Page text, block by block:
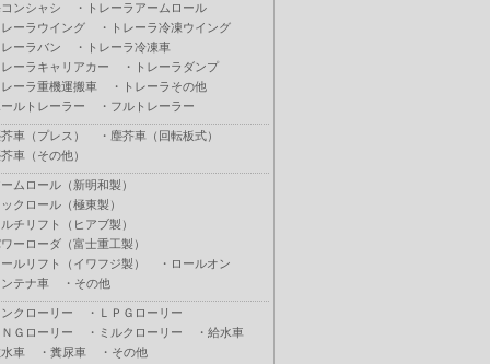
ンシャシ
・
トレーラアームロール
ーラウイング
・
トレーラ冷凍ウイング
ーラバン
・
トレーラ冷凍車
ーラキャリアカー
・
トレーラダンプ
ーラ重機運搬車
・
トレーラその他
ルトレーラー
・ フルトレーラー
車（プレス） ・ 塵芥車（回転板式）
車（その他）
ムロール（新明和製）
クロール（極東製）
チリフト（ヒアブ製）
ーローダ（富士重工製）
ルリフト（イワフジ製）
・ ロールオン
テナ車
・ その他
クローリー ・ ＬＰＧローリー
Ｇローリー
・ ミルクローリー ・ 給水車
車
・ 糞尿車 ・ その他